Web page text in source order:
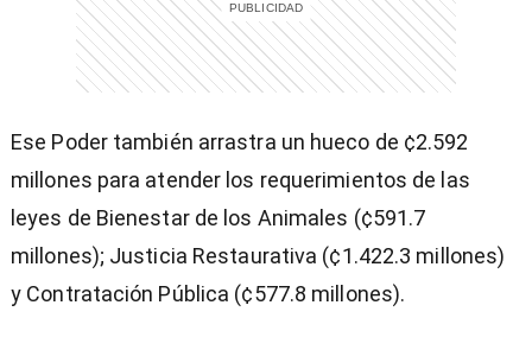
Ese Poder también arrastra un hueco de ¢2.592
millones para atender los requerimientos de las
leyes de Bienestar de los Animales (¢591.7
millones); Justicia Restaurativa (¢1.422.3 millones)
y Contratación Pública (¢577.8 millones).